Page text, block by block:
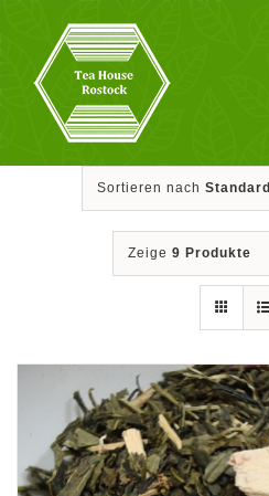
springen
Sortieren nach Standard
Zeige 9 Produkte